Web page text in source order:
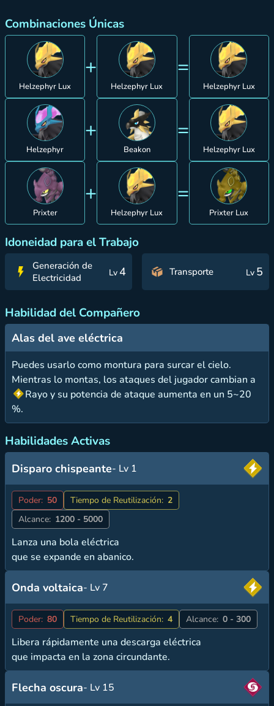
Combinaciones Únicas
Helzephyr Lux
+
Helzephyr Lux
=
Helzephyr Lux
Helzephyr
+
Beakon
=
Helzephyr Lux
Prixter
+
Helzephyr Lux
=
Prixter Lux
Idoneidad para el Trabajo
Generación de
Electricidad
Lv4 Transporte Lv 5
Habilidad del Compañero
Alas del ave eléctrica
Puedes usarlo como montura para surcar el cielo.
Mientras lo montas, los ataques del jugador cambian a
Rayo y su potencia de ataque aumenta en un 5~20
%.
Habilidades Activas
Disparo chispeante- Lv 1
Poder: 50 Tiempo de Reutilización: 2
Alcance: 1200 - 5000
Lanza una bola eléctrica
que se expande en abanico.
Onda voltaica- Lv 7
Poder: 80 Tiempo de Reutilización: 4 Alcance: 0 - 300
Libera rápidamente una descarga eléctrica
que impacta en la zona circundante.
Flecha oscura- Lv 15